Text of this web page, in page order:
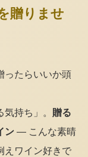
贈りませ
ったらいいか頭
持ち」。 贈る
ン — こんな素晴
えワイン好きで